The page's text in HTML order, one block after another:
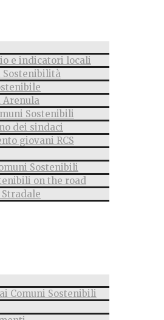
e indicatori locali
Sostenibilità
Arenula
Sostenibili
dei sindaci
giovani RCS
Sostenibili
on the road
Comuni Sostenibili